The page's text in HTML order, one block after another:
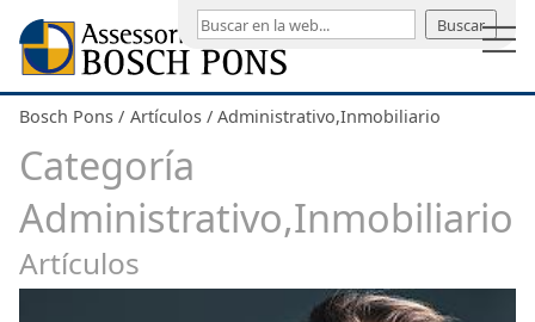
Buscar
Bosch Pons Artículos Administrativo,Inmobiliario
Categoría
Administrativo,Inmobiliario
Artículos